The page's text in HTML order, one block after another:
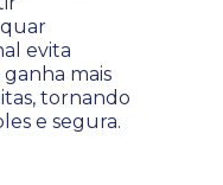
evita
mais
tornando
e segura.